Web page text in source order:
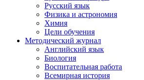
Русский язык
Физика и астрономия
Химия
Цели обучения
Методический журнал
Английский язык
Биология
Воспитательная работа
Всемирная история